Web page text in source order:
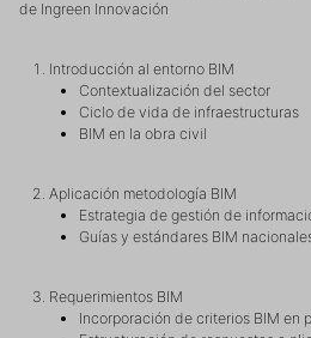
de Ingreen Innovación
Introducción al entorno BIM
Contextualización del sector
Ciclo de vida de infraestructuras
BIM en la obra civil
Aplicación metodología BIM
Estrategia de gestión de
Guías y estándares BIM
Requerimientos BIM
Incorporación de criterios BIM en